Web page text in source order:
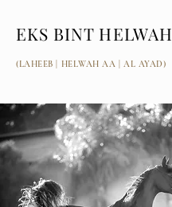
EKS BINT HELWAH
(LAHEEB | HELWAH AA | AL AYAD)